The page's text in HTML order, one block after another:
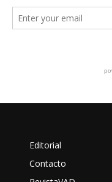
Editorial
Contacto